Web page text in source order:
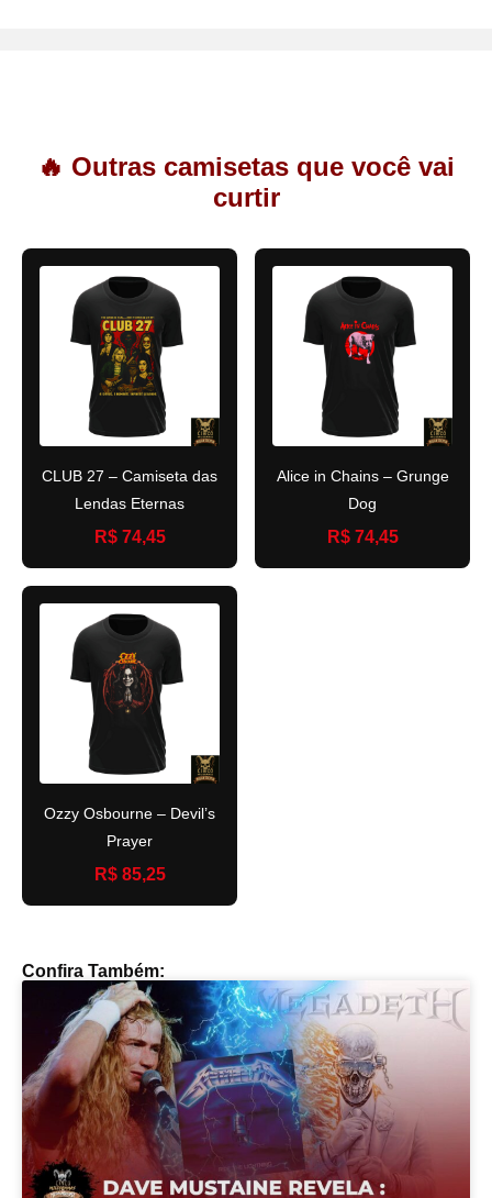
🔥 Outras camisetas que você vai
curtir
CLUB 27 – Camiseta das
Lendas Eternas
R$ 74,45
Alice in Chains – Grunge
Dog
R$ 74,45
Ozzy Osbourne – Devil’s
Prayer
R$ 85,25
Confira Também: